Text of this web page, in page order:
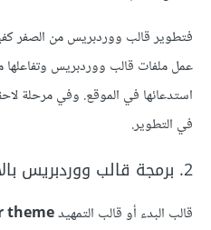
فتطوير قالب ووردبريس من الصفر
عمل ملفات قالب ووردبريس
استدعائها في الموقع. وفي مرحلة
في التطوير.
2. برمجة قالب ووردبريس بالاعتماد على قوالب بادئة
قالب البدء أو قالب التمهيدtheme